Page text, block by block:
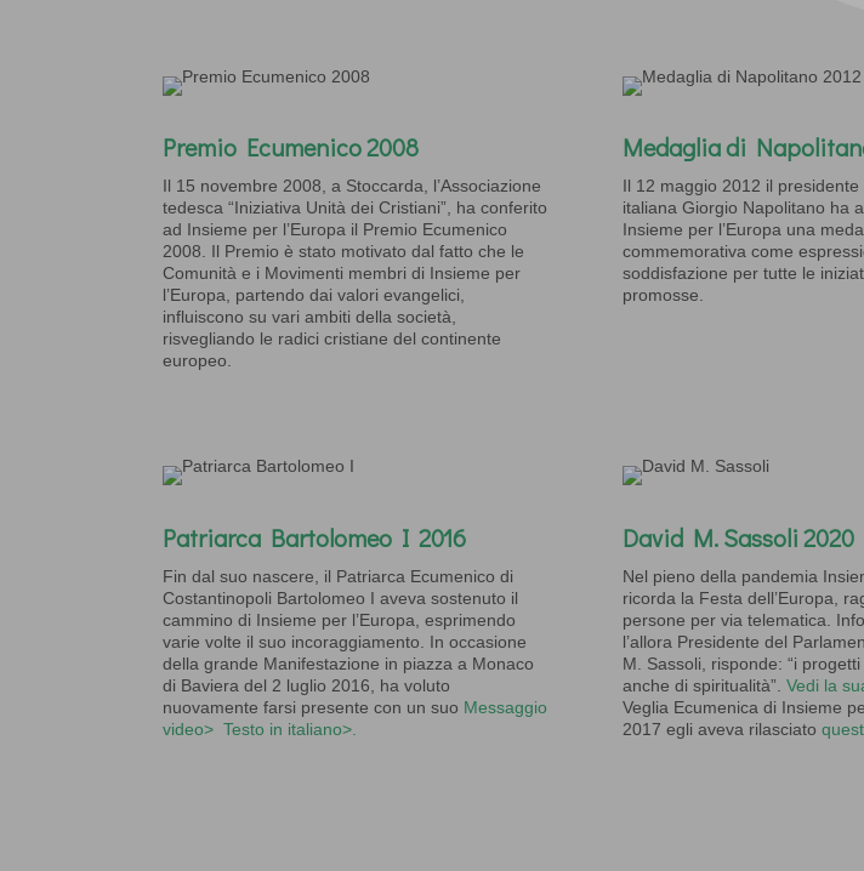
Premio Ecumenico 2008
Il 15 novembre 2008, a Stoccarda, l’Associazione
tedesca “Iniziativa Unità dei Cristiani”, ha conferito
ad Insieme per l’Europa il Premio Ecumenico
2008. Il Premio è stato motivato dal fatto che le
Comunità e i Movimenti membri di Insieme per
l’Europa, partendo dai valori evangelici,
influiscono su vari ambiti della società,
risvegliando le radici cristiane del continente
europeo.
Medaglia di
Il 12 maggio 2012 il
italiana Giorgio Napolitano ha
Insieme per l’Europa una
commemorativa come
soddisfazione per tutte le
promosse.
Patriarca Bartolomeo I 2016
Fin dal suo nascere, il Patriarca Ecumenico di
Costantinopoli Bartolomeo I aveva sostenuto il
cammino di Insieme per l’Europa, esprimendo
varie volte il suo incoraggiamento. In occasione
della grande Manifestazione in piazza a Monaco
di Baviera del 2 luglio 2016, ha voluto
nuovamente farsi presente con un suo Messaggio
video> Testo in italiano>.
David M. Sassoli 2020
Nel pieno della pandemia
ricorda la Festa dell’Europa,
persone per via telematica.
l’allora Presidente del
M. Sassoli, risponde: “i
anche di spiritualità”. Vedi la
Veglia Ecumenica di Insieme
2017 egli aveva rilasciato